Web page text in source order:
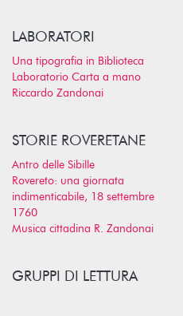
LABORATORI
Una tipografia in Biblioteca
Laboratorio Carta a mano
Riccardo Zandonai
STORIE ROVERETANE
Antro delle Sibille
Rovereto: una giornata
indimenticabile, 18 settembre
1760
Musica cittadina R. Zandonai
GRUPPI DI LETTURA